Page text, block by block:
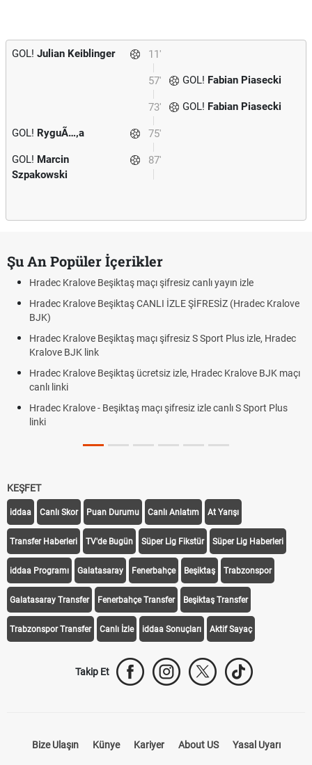
11'
GOL! Julian Keiblinger
57' GOL! Fabian Piasecki
73' GOL! Fabian Piasecki
75'
GOL! RyguÃ…‚a
87'
GOL! Marcin
Szpakowski
Şu An Popüler İçerikler
Hradec Kralove Beşiktaş maçı şifresiz canlı yayın izle
Hradec Kralove Beşiktaş CANLI İZLE ŞİFRESİZ (Hradec Kralove
BJK)
Hradec Kralove Beşiktaş maçı şifresiz S Sport Plus izle, Hradec
Kralove BJK link
Hradec Kralove Beşiktaş ücretsiz izle, Hradec Kralove BJK maçı
canlı linki
Hradec Kralove - Beşiktaş maçı şifresiz izle canlı S Sport Plus
linki
KEŞFET
iddaa Canlı Skor Puan Durumu Canlı Anlatım At Yarışı
Transfer Haberleri TV'de Bugün Süper Lig Fikstür Süper Lig Haberleri
iddaa Programı Galatasaray Fenerbahçe Beşiktaş Trabzonspor
Galatasaray Transfer Fenerbahçe Transfer Beşiktaş Transfer
Trabzonspor Transfer Canlı İzle iddaa Sonuçları Aktif Sayaç
Takip Et
Bize Ulaşın Künye Kariyer About US Yasal Uyarı